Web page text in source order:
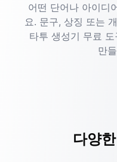
어떤 단어나 아이디
요. 문구, 상징 또는
타투 생성기 무료
만
다양